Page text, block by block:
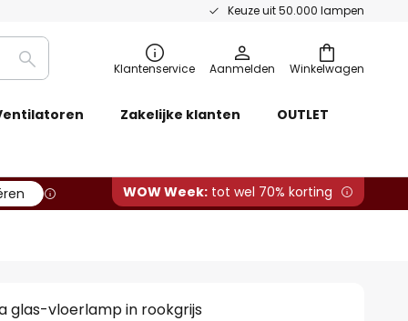
Keuze uit 50.000 lampen
Winkelwagen
Zoeken Klantenservice Aanmelden
Zakelijke klanten OUTLET
WOW Week: tot wel 70% korting
glas-vloerlamp in rookgrijs